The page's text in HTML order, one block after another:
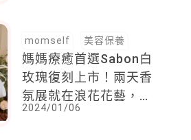
momself 美容保養
媽媽療癒首選Sabon白
玫瑰復刻上市！兩天香
氛展就在浪花花藝，現
場購買鮮花花束就送白
2024/01/06